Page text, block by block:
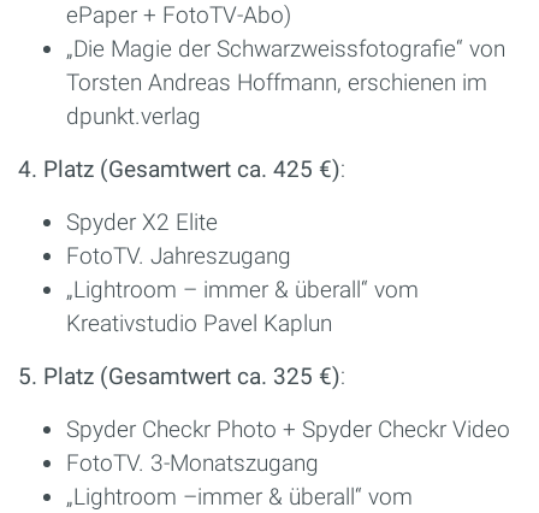
ePaper + FotoTV-Abo)
„Die Magie der Schwarzweissfotografie“ von
Torsten Andreas Hoffmann, erschienen im
dpunkt.verlag
4. Platz (Gesamtwert ca. 425 €):
Spyder X2 Elite
FotoTV. Jahreszugang
„Lightroom – immer & überall“ vom
Kreativstudio Pavel Kaplun
5. Platz (Gesamtwert ca. 325 €):
Spyder Checkr Photo + Spyder Checkr Video
FotoTV. 3-Monatszugang
„Lightroom –immer & überall“ vom